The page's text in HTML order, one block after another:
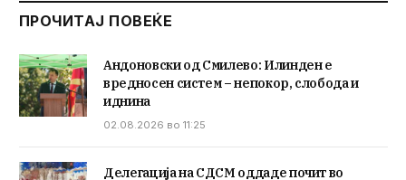
ПРОЧИТАЈ ПОВЕЌЕ
Андоновски од Смилево: Илинден е
вредносен систем – непокор, слобода и
иднина
02.08.2026 во 11:25
Делегација на СДСМ оддаде почит во